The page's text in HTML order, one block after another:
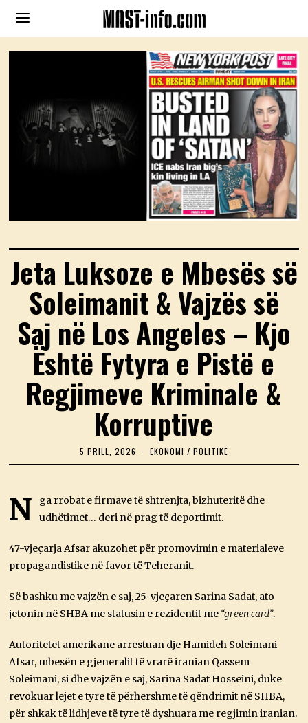
Jeta Luksoze e Mbesës së
Soleimanit & Vajzës së
Saj në Los Angeles – Kjo
Është Fytyra e Pistë e
Regjimeve Kriminale &
Korruptive
5 PRILL, 2026
P
L
L
,
2
6
EKONOMI / POLITIKË
N
ga rrobat e firmave të shtrenjta, bizhuteritë dhe
udhëtimet… deri në prag të deportimit.
47-vjeçarja Afsar akuzohet për promovimin e materialeve
propagandistike në favor të Teheranit.
Së bashku me vajzën e saj, 25-vjeçaren Sarina Sadat, ato
jetonin në SHBA me statusin e rezidentit me “green card”.
Autoritetet amerikane arrestuan dje Hamideh Soleimani
Afsar, mbesën e gjeneralit të vrarë iranian Qassem
Soleimani, si dhe vajzën e saj, Sarina Sadat Hosseini, duke
revokuar lejet e tyre të përhershme të qëndrimit në SHBA,
për shkak të lidhjeve të tyre të dyshuara me regjimin iranian.